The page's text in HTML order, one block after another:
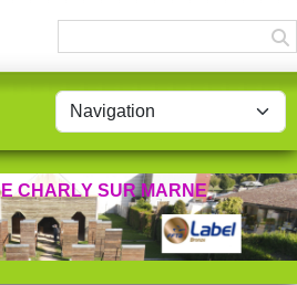
CHARLY SUR MARNE